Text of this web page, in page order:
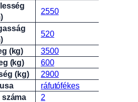
2550
520
(kg)
3500
(kg)
600
(kg)
2900
ráfutófékes
2